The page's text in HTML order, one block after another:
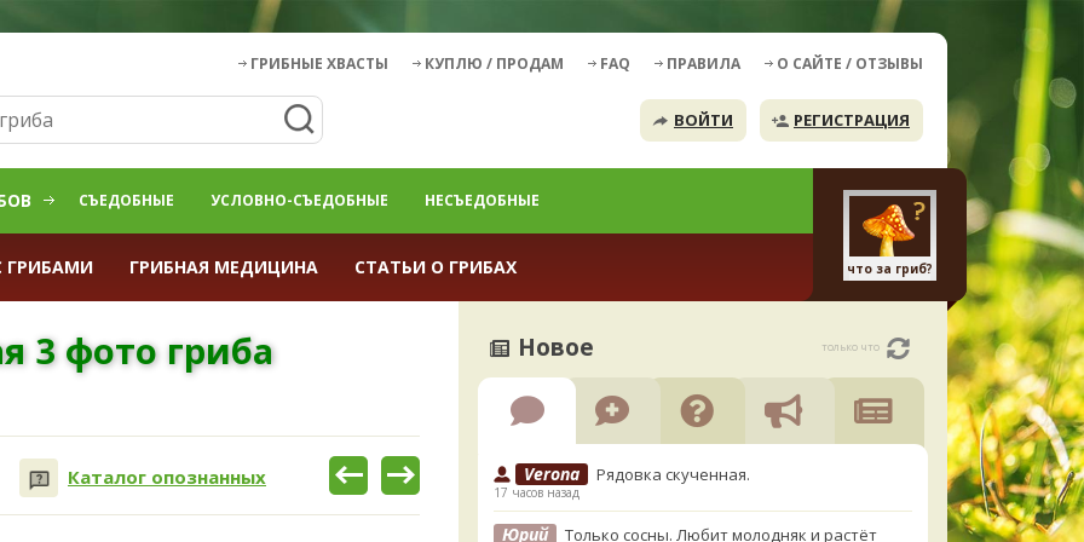
ГРИБНЫЕ ХВАСТЫ КУПЛЮ / ПРОДАМ FAQ ПРАВИЛА О САЙТЕ / ОТЗЫВЫ
ВОЙТИ РЕГИСТРАЦИЯ
СЪЕДОБНЫЕ УСЛОВНО-СЪЕДОБНЫЕ НЕСЪЕДОБНЫЕ
ГРИБАМИ ГРИБНАЯ МЕДИЦИНА СТАТЬИ О ГРИБАХ что за гриб?
3 фото гриба
Каталог опознанных
Новое только что
Verona Рядовка скученная.
17 часов назад
Юрий
Только сосны. Любит молодняк и растёт